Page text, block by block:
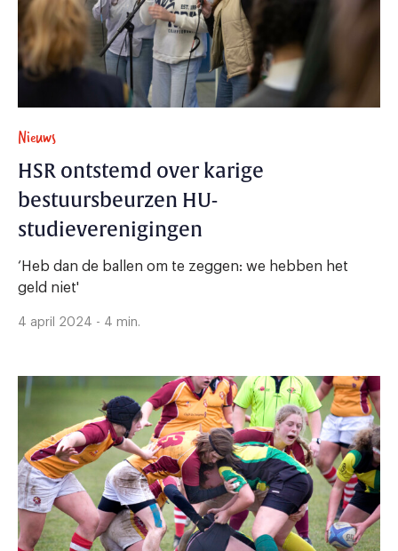
Nieuws
HSR ontstemd over karige
bestuursbeurzen HU-
studieverenigingen
‘Heb dan de ballen om te zeggen: we hebben het
geld niet'
4 april 2024 - 4 min.